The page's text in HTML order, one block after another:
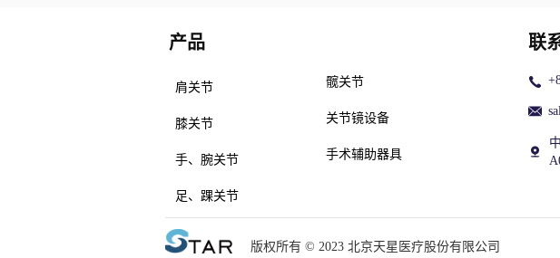
产品
肩关节
膝关节
手、腕关节
足、踝关节
髋关节
关节镜设备
手术辅助器具
联
版权所有 © 2023 北京天星医疗股份有限公司